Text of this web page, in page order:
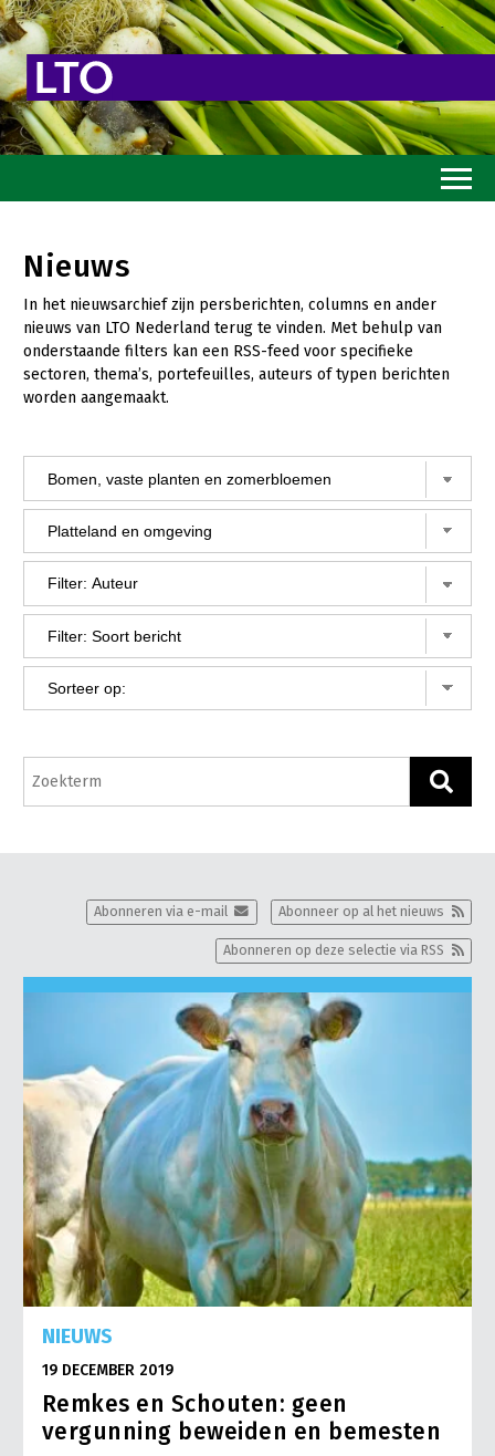
Toekomstvisie
Goed eten
Mooi groen
Sterk ondernemerschap
Gezonde planten
Gezonde dieren
Natuur, klimaat en energie
Bodem en water
Platteland en omgeving
Internationaal
Biologische Landbouw
Konijnenhouderij
Melkveehouderij
Paardenhouderij
Pluimveehouderij
Schapenhouderij
Varkenshouderij
Vleesveehouderij
Plant
Bomen, vaste planten en zomerbloemen
Fruitteelt
Glastuinbouw
Paddenstoelen
Vollegrondsgroente
Multifunctionele landbouw
Vrouw en Bedrijf
Onderwerpen
Nieuwsabonnement
Webinars
Over LTO
LTO Nederland
Mensen
Bestuur en Directie
Medewerkers
Vakgroepbestuurders
Jaarverslag 2023
Vacatures
Pers
Contact
Nieuws
In het nieuwsarchief zijn persberichten, columns en ander
nieuws van LTO Nederland terug te vinden. Met behulp van
onderstaande filters kan een RSS-feed voor specifieke
sectoren, thema’s, portefeuilles, auteurs of typen berichten
worden aangemaakt.
Abonneer op al het nieuws
Abonneren via e-mail
Abonneren op deze selectie via RSS
NIEUWS
19 DECEMBER 2019
Remkes en Schouten: geen
vergunning beweiden en bemesten